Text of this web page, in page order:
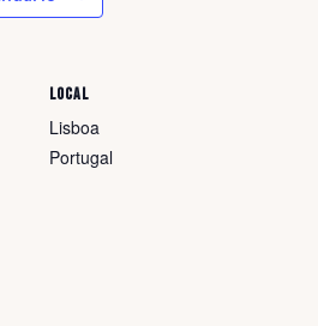
LOCAL
Lisboa
Portugal